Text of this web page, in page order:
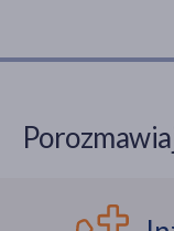
Rodzaj
Rodzaj
wrażliwa